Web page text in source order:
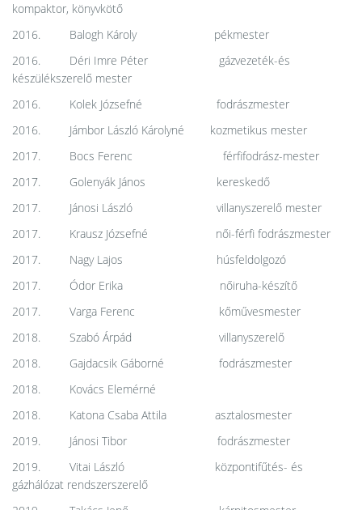
kompaktor, könyvkötő
2016. Balogh Károly pékmester
2016. Déri Imre Péter gázvezeték-és
készülékszerelő mester
2016. Kolek Józsefné fodrászmester
2016. Jámbor László Károlyné kozmetikus mester
2017. Bocs Ferenc férfifodrász-mester
2017. Golenyák János kereskedő
2017. Jánosi László villanyszerelő mester
2017. Krausz Józsefné női-férfi fodrászmester
2017. Nagy Lajos húsfeldolgozó
2017. Ódor Erika nőiruha-készítő
2017. Varga Ferenc kőművesmester
2018. Szabó Árpád villanyszerelő
2018. Gajdacsik Gáborné fodrászmester
2018. Kovács Elemérné
2018. Katona Csaba Attila asztalosmester
2019. Jánosi Tibor fodrászmester
2019. Vitai László központifűtés- és
gázhálózat rendszerszerelő